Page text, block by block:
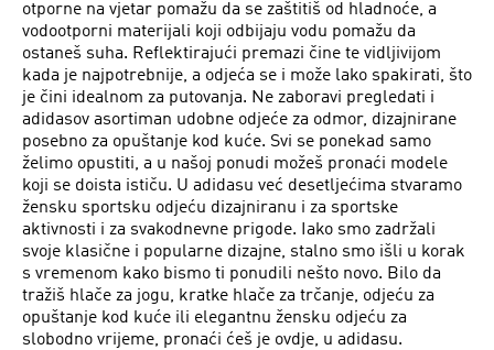
otporne na vjetar pomažu da se zaštitiš od hladnoće, a
vodootporni materijali koji odbijaju vodu pomažu da
ostaneš suha. Reflektirajući premazi čine te vidljivijom
kada je najpotrebnije, a odjeća se i može lako spakirati, što
je čini idealnom za putovanja. Ne zaboravi pregledati i
adidasov asortiman udobne odjeće za odmor, dizajnirane
posebno za opuštanje kod kuće. Svi se ponekad samo
želimo opustiti, a u našoj ponudi možeš pronaći modele
koji se doista ističu. U adidasu već desetljećima stvaramo
žensku sportsku odjeću dizajniranu i za sportske
aktivnosti i za svakodnevne prigode. Iako smo zadržali
svoje klasične i popularne dizajne, stalno smo išli u korak
s vremenom kako bismo ti ponudili nešto novo. Bilo da
tražiš hlače za jogu, kratke hlače za trčanje, odjeću za
opuštanje kod kuće ili elegantnu žensku odjeću za
slobodno vrijeme, pronaći ćeš je ovdje, u adidasu.